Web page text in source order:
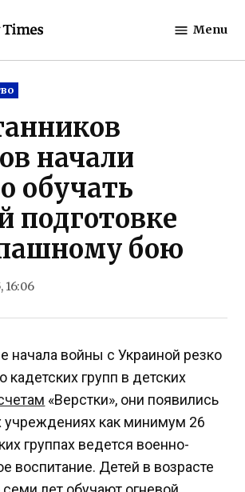
Moscow
Menu
начали
обучать
подготовке
бою
16:06
начала войны с Украиной резко
кадетских групп в детских
«Верстки», они появились
как минимум 26
группах ведется военно-
воспитание. Детей в возрасте